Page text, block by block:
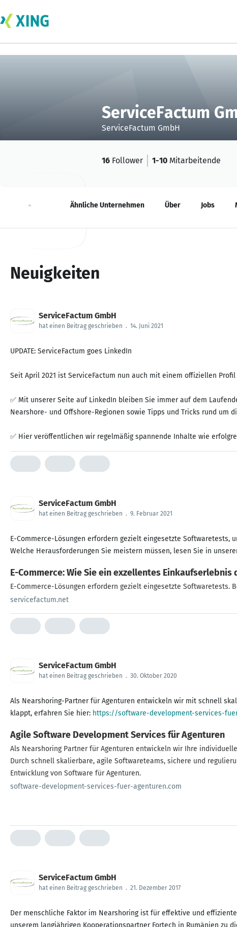
ServiceFactum
ServiceFactum GmbH
16 Follower 1-10 Mitarbeitende
Neuigkeiten Ähnliche Unternehmen Über Jobs
Neuigkeiten
ServiceFactum GmbH
hat einen Beitrag geschrieben . 14. Juni 2021
UPDATE: ServiceFactum goes LinkedIn
Seit April 2021 ist ServiceFactum nun auch mit einem offiziellen
✅ Mit unserer Seite auf LinkedIn bleiben Sie immer auf dem
Nearshore- und Offshore-Regionen sowie Tipps und Tricks rund um
✅ Hier veröffentlichen wir regelmäßig spannende Inhalte wie
ServiceFactum GmbH
hat einen Beitrag geschrieben . 9. Februar 2021
E-Commerce-Lösungen erfordern gezielt eingesetzte Softwaretests,
Welche Herausforderungen Sie meistern müssen, lesen Sie in
E-Commerce: Wie Sie ein exzellentes
E-Commerce-Lösungen erfordern gezielt eingesetzte Softwaretests.
servicefactum.net
ServiceFactum GmbH
hat einen Beitrag geschrieben . 30. Oktober 2020
Als Nearshoring-Partner für Agenturen entwickeln wir mit schnell
klappt, erfahren Sie hier: https://software-development-services-
Agile Software Development Services für Agenturen
Als Nearshoring Partner für Agenturen entwickeln wir Ihre
Durch schnell skalierbare, agile Softwareteams, sichere und
Entwicklung von Software für Agenturen.
software-development-services-fuer-agenturen.com
ServiceFactum GmbH
hat einen Beitrag geschrieben . 21. Dezember 2017
Der menschliche Faktor im Nearshoring ist für effektive und
unserem langjährigen Kooperationspartner Fortech in Rumänien zu